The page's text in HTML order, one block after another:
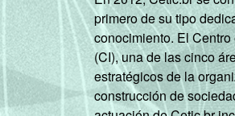
primero de su tipo
conocimiento. El
(CI), una de las cinco
estratégicos de la
construcción de